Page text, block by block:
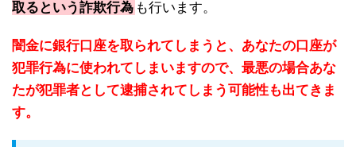
取るという詐欺行為 も行います。
闇金に銀行口座を取られてしまうと、あなたの口座が
犯罪行為に使われてしまいますので、最悪の場合あな
たが犯罪者として逮捕されてしまう可能性も出てきま
す。